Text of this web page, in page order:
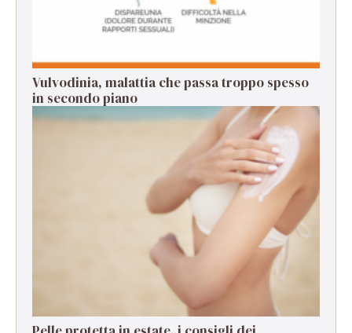
Vulvodinia, malattia che passa troppo spesso
in secondo piano